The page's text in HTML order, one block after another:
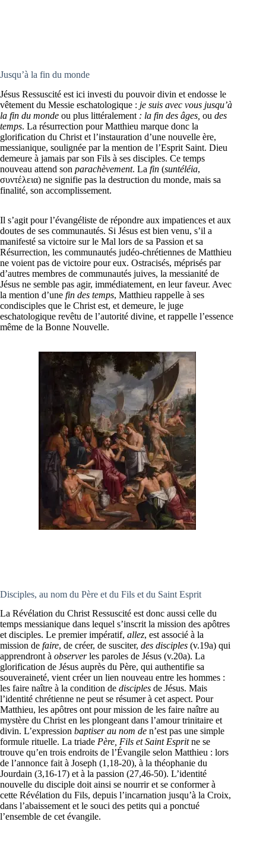
Jusqu’à la fin du monde
Jésus Ressuscité est ici investi du pouvoir divin et endosse le
vêtement du Messie eschatologique : je suis avec vous jusqu’à
la fin du monde ou plus littéralement : la fin des âges, ou des
temps. La résurrection pour Matthieu marque donc la
glorification du Christ et l’instauration d’une nouvelle ère,
messianique, soulignée par la mention de l’Esprit Saint. Dieu
demeure à jamais par son Fils à ses disciples. Ce temps
nouveau attend son parachèvement. La fin (suntéléia,
συντέλεια) ne signifie pas la destruction du monde, mais sa
finalité, son accomplissement.
Il s’agit pour l’évangéliste de répondre aux impatiences et aux
doutes de ses communautés. Si Jésus est bien venu, s’il a
manifesté sa victoire sur le Mal lors de sa Passion et sa
Résurrection, les communautés judéo-chrétiennes de Matthieu
ne voient pas de victoire pour eux. Ostracisés, méprisés par
d’autres membres de communautés juives, la messianité de
Jésus ne semble pas agir, immédiatement, en leur faveur. Avec
la mention d’une fin des temps, Matthieu rappelle à ses
condisciples que le Christ est, et demeure, le juge
eschatologique revêtu de l’autorité divine, et rappelle l’essence
même de la Bonne Nouvelle.
Disciples, au nom du Père et du Fils et du Saint Esprit
La Révélation du Christ Ressuscité est donc aussi celle du
temps messianique dans lequel s’inscrit la mission des apôtres
et disciples. Le premier impératif, allez, est associé à la
mission de faire, de créer, de susciter, des disciples (v.19a) qui
apprendront à observerles paroles de Jésus (v.20a). La
glorification de Jésus auprès du Père, qui authentifie sa
souveraineté, vient créer un lien nouveau entre les hommes :
les faire naître à la condition de disciples de Jésus. Mais
l’identité chrétienne ne peut se résumer à cet aspect. Pour
Matthieu, les apôtres ont pour mission de les faire naître au
mystère du Christ en les plongeant dans l’amour trinitaire et
divin. L’expression baptiser au nom de n’est pas une simple
formule rituelle. La triade Père, Fils et Saint Espritne se
trouve qu’en trois endroits de l’Évangile selon Matthieu : lors
de l’annonce fait à Joseph (1,18-20), à la théophanie du
Jourdain (3,16-17) et à la passion (27,46-50). L’identité
nouvelle du disciple doit ainsi se nourrir et se conformer à
cette Révélation du Fils, depuis l’incarnation jusqu’à la Croix,
dans l’abaissement et le souci des petits qui a ponctué
l’ensemble de cet évangile.